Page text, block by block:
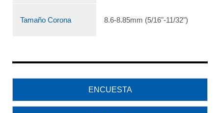
Tamaño Corona 8.6-8.85mm (5/16"-11/32")
ENCUESTA